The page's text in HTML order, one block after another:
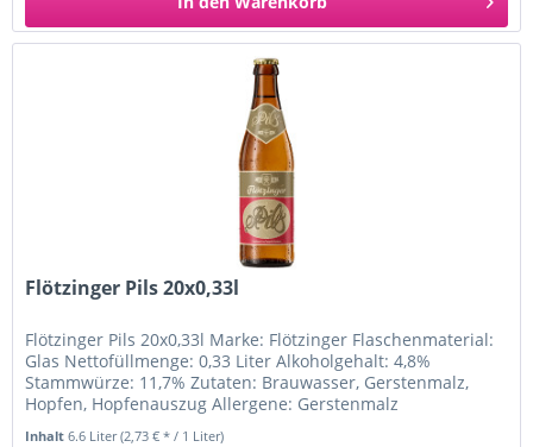
Flötzinger Pils 20x0,33l
Flötzinger Pils 20x0,33l Marke: Flötzinger Flaschenmaterial:
Glas Nettofüllmenge: 0,33 Liter Alkoholgehalt: 4,8%
Stammwürze: 11,7% Zutaten: Brauwasser, Gerstenmalz,
Hopfen, Hopfenauszug Allergene: Gerstenmalz
Inhalt6.6 Liter(2,73 € * / 1 Liter)